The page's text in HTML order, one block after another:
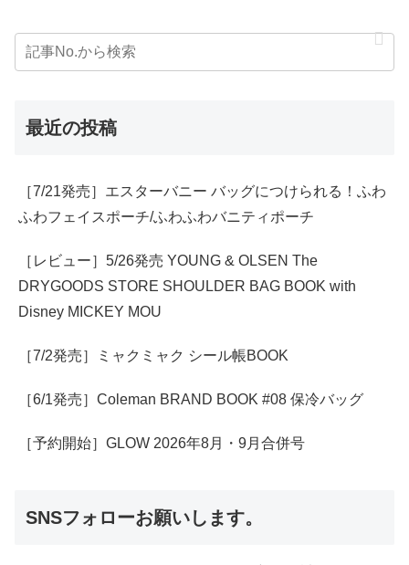
最近の投稿
［7/21発売］エスターバニー バッグにつけられる！ふわ
ふわフェイスポーチ/ふわふわバニティポーチ
［レビュー］5/26発売 YOUNG & OLSEN The
DRYGOODS STORE SHOULDER BAG BOOK with
Disney MICKEY MOU
［7/2発売］ミャクミャク シール帳BOOK
［6/1発売］Coleman BRAND BOOK #08 保冷バッグ
［予約開始］GLOW 2026年8月・9月合併号
SNSフォローお願いします。